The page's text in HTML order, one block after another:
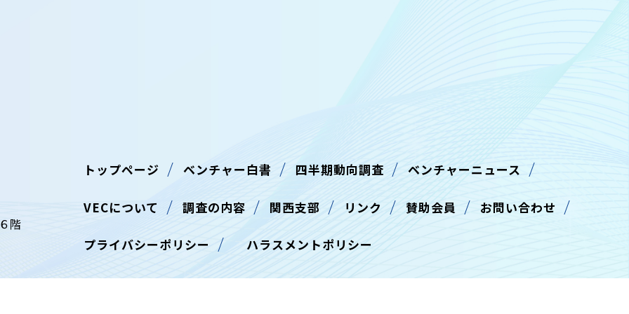
階
トップページ ベンチャー白書 四半期動向調査 ベンチャーニュース
VECについて 調査の内容 関西支部 リンク 賛助会員 お問い合わせ
プライバシーポリシー ハラスメントポリシー